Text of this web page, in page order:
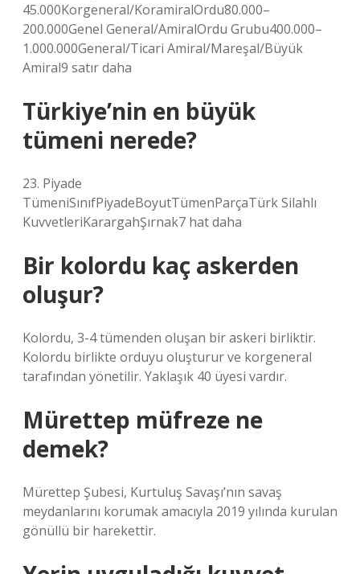
45.000Korgeneral/KoramiralOrdu80.000–
200.000Genel General/AmiralOrdu Grubu400.000–
1.000.000General/Ticari Amiral/Mareşal/Büyük
Amiral9 satır daha
Türkiye’nin en büyük
tümeni nerede?
23. Piyade
TümeniSınıfPiyadeBoyutTümenParçaTürk Silahlı
KuvvetleriKarargahŞırnak7 hat daha
Bir kolordu kaç askerden
oluşur?
Kolordu, 3-4 tümenden oluşan bir askeri birliktir.
Kolordu birlikte orduyu oluşturur ve korgeneral
tarafından yönetilir. Yaklaşık 40 üyesi vardır.
Mürettep müfreze ne
demek?
Mürettep Şubesi, Kurtuluş Savaşı’nın savaş
meydanlarını korumak amacıyla 2019 yılında kurulan
gönüllü bir harekettir.